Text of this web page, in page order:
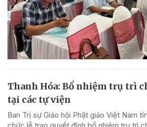
Thanh Hóa: Bổ nhiệm trụ trì
tại các tự viện
Ban Trị sự Giáo hội Phật giáo Việt Nam